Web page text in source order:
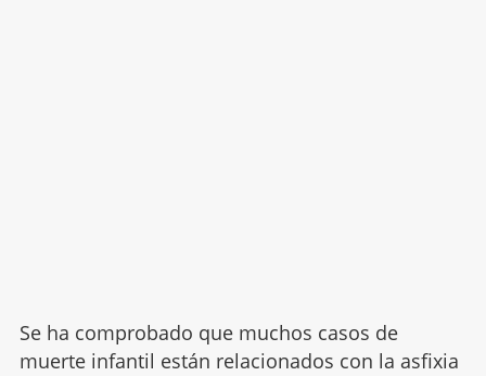
Se ha comprobado que muchos casos de
muerte infantil están relacionados con la asfixia